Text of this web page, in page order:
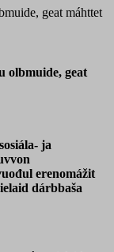
geat máhttet
olbmuide, geat
ja
erenomážit
dárbbaša